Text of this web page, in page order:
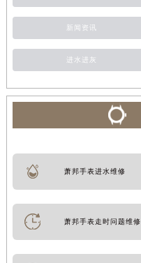
新闻资讯
进水进灰
萧邦手表进水维修
萧邦手表走时问题维修